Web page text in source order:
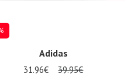
Adidas
31.96€ 39.95€